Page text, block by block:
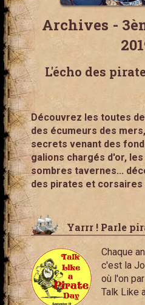
Archives -
L'écho des
Découvrez les toutes
des écumeurs des
secrets venant des
galions chargés d'or,
sombres tavernes...
des pirates et corsaires
Yarrr ! Parle
Chaque
c'est la
où l'on
Talk Like